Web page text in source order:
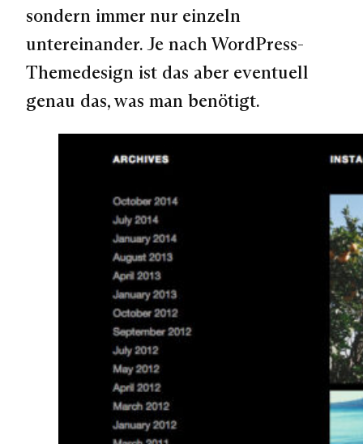
sondern immer nur einzeln
untereinander. Je nach WordPress-
Themedesign ist das aber eventuell
genau das, was man benötigt.